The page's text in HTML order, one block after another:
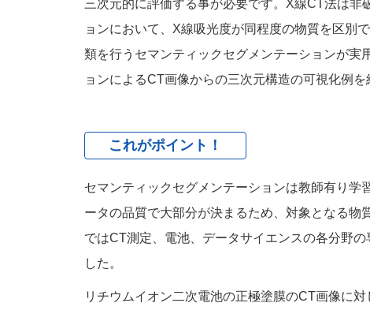
三次元的に評価する事が必要です。X線CT法は
ョンにおいて、X線吸光度が同程度の物質を区別
類を行うセマンティックセグメンテーションが実
ョンによるCT画像からの三次元構造の可視化例を
これがポイント！
セマンティックセグメンテーションは教師有り
ータの品質で大部分が決まるため、対象となる
ではCT測定、電池、データサイエンスの各分野
した。
リチウムイオン二次電池の正極塗膜のCT画像に